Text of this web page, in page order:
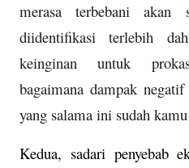
merasa terbebani
diidentifikasi terlebih
keinginan untuk
bagaimana dampak
yang salama ini sudah
Kedua, sadari penyebab